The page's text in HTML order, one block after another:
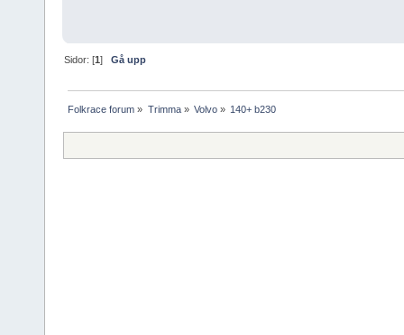
Sidor: [1]Gå upp
Folkrace forum » Trimma» Volvo» 140+ b230